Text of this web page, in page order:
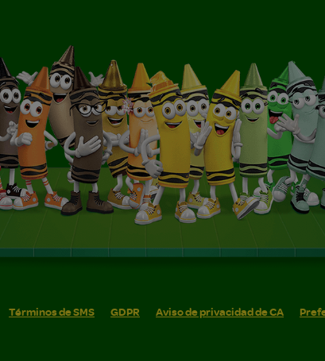
Términos de SMS GDPR Aviso de privacidad de CA